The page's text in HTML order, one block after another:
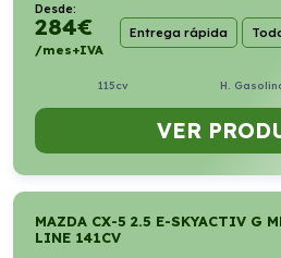
Desde:
284€
/mes+IVA
Entrega rápida
115cv H.
VER
MAZDA CX-5 2.5 E-SKYACTIV G
LINE 141CV